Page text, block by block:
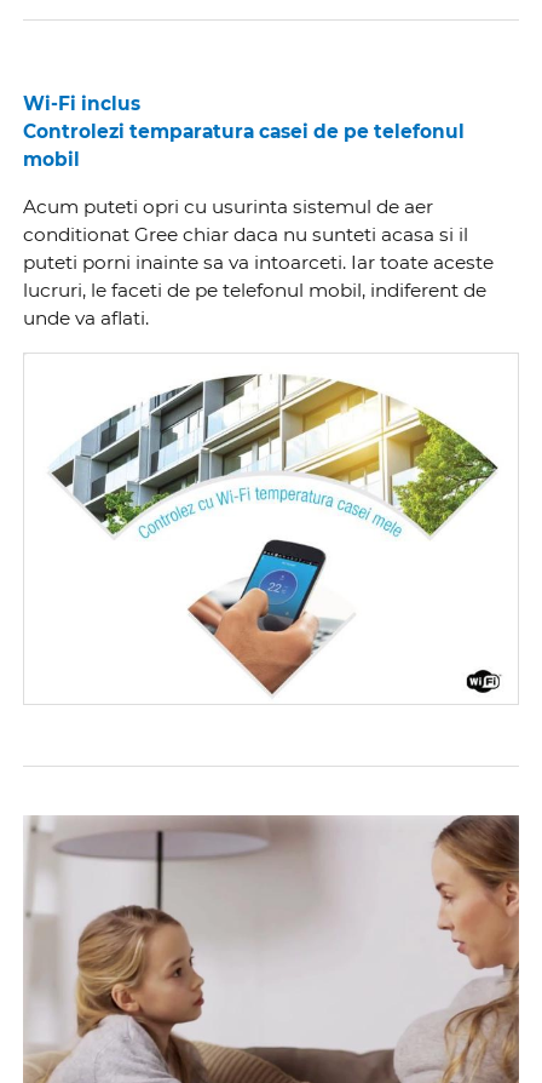
Wi-Fi inclus
Controlezi temparatura casei de pe telefonul
mobil
Acum puteti opri cu usurinta sistemul de aer
conditionat Gree chiar daca nu sunteti acasa si il
puteti porni inainte sa va intoarceti. Iar toate aceste
lucruri, le faceti de pe telefonul mobil, indiferent de
unde va aflati.